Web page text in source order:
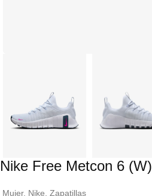
Nike Free Metcon 6 (W)
Mujer, Nike Zapatillas